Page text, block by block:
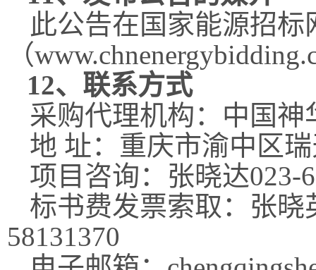
此公告在国家能源招标
（
12、联系方式
采购代理机构：中国
地 址：重庆市渝中区
项目咨询：张晓达023-
标书费发票索取：张晓
58131370